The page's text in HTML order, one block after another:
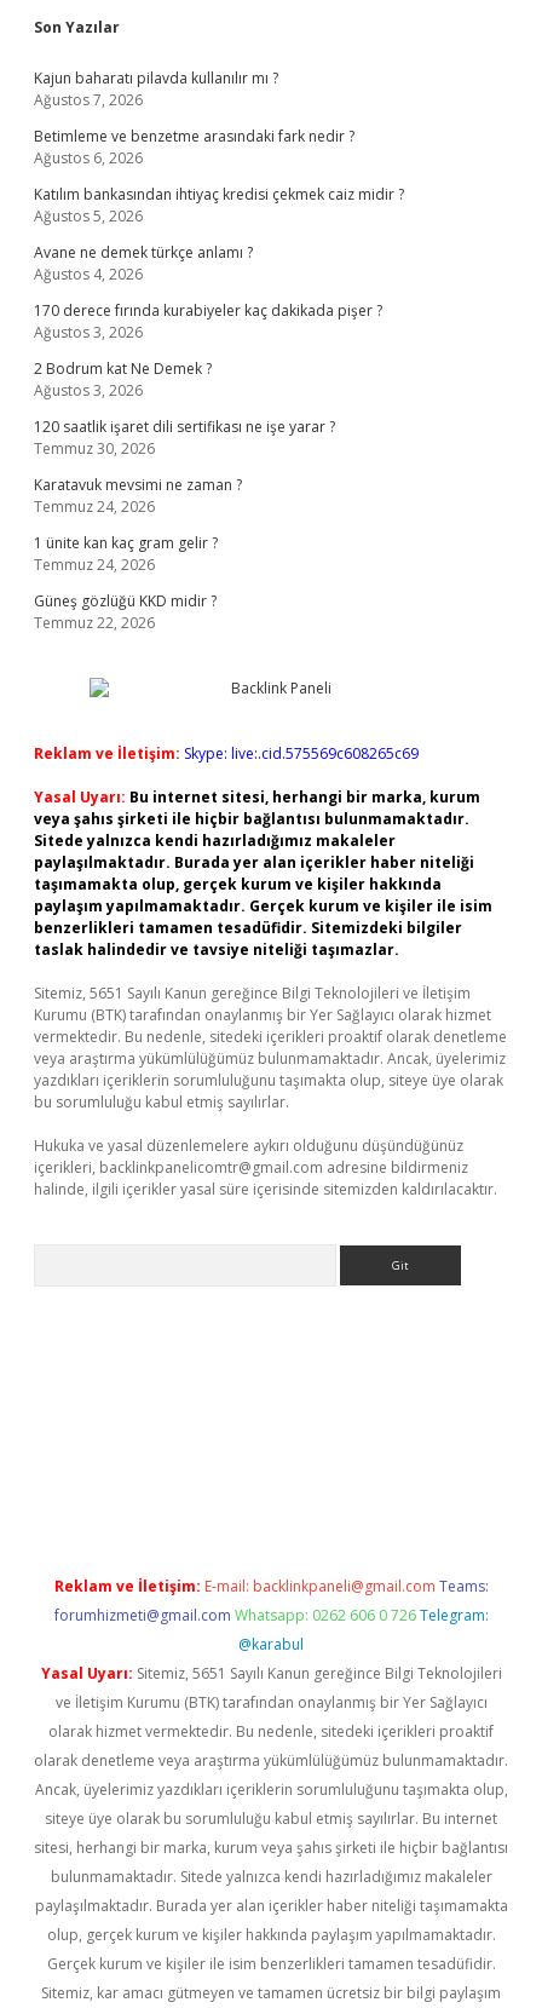
Sidebar
Son Yazılar
Kajun baharatı pilavda kullanılır mı ?
Ağustos 7, 2026
Betimleme ve benzetme arasındaki fark nedir ?
Ağustos 6, 2026
Katılım bankasından ihtiyaç kredisi çekmek caiz midir ?
Ağustos 5, 2026
Avane ne demek türkçe anlamı ?
Ağustos 4, 2026
170 derece fırında kurabiyeler kaç dakikada pişer ?
Ağustos 3, 2026
2 Bodrum kat Ne Demek ?
Ağustos 3, 2026
120 saatlik işaret dili sertifikası ne işe yarar ?
Temmuz 30, 2026
Karatavuk mevsimi ne zaman ?
Temmuz 24, 2026
1 ünite kan kaç gram gelir ?
Temmuz 24, 2026
Güneş gözlüğü KKD midir ?
Temmuz 22, 2026
Reklam ve İletişim: Skype: live:.cid.575569c608265c69
Yasal Uyarı: Bu internet sitesi, herhangi bir marka, kurum
veya şahıs şirketi ile hiçbir bağlantısı bulunmamaktadır.
Sitede yalnızca kendi hazırladığımız makaleler
paylaşılmaktadır. Burada yer alan içerikler haber niteliği
taşımamakta olup, gerçek kurum ve kişiler hakkında
paylaşım yapılmamaktadır. Gerçek kurum ve kişiler ile isim
benzerlikleri tamamen tesadüfidir. Sitemizdeki bilgiler
taslak halindedir ve tavsiye niteliği taşımazlar.
Sitemiz, 5651 Sayılı Kanun gereğince Bilgi Teknolojileri ve İletişim
Kurumu (BTK) tarafından onaylanmış bir Yer Sağlayıcı olarak hizmet
vermektedir. Bu nedenle, sitedeki içerikleri proaktif olarak denetleme
veya araştırma yükümlülüğümüz bulunmamaktadır. Ancak, üyelerimiz
yazdıkları içeriklerin sorumluluğunu taşımakta olup, siteye üye olarak
bu sorumluluğu kabul etmiş sayılırlar.
Hukuka ve yasal düzenlemelere aykırı olduğunu düşündüğünüz
içerikleri, backlinkpanelicomtr@gmail.com adresine bildirmeniz
halinde, ilgili içerikler yasal süre içerisinde sitemizden kaldırılacaktır.
Reklam ve İletişim: E-mail: backlinkpaneli@gmail.com Teams:
forumhizmeti@gmail.com Whatsapp: 0262 606 0 726 Telegram:
@karabul
Yasal Uyarı: Sitemiz, 5651 Sayılı Kanun gereğince Bilgi Teknolojileri
ve İletişim Kurumu (BTK) tarafından onaylanmış bir Yer Sağlayıcı
olarak hizmet vermektedir. Bu nedenle, sitedeki içerikleri proaktif
olarak denetleme veya araştırma yükümlülüğümüz bulunmamaktadır.
Ancak, üyelerimiz yazdıkları içeriklerin sorumluluğunu taşımakta olup,
siteye üye olarak bu sorumluluğu kabul etmiş sayılırlar. Bu internet
sitesi, herhangi bir marka, kurum veya şahıs şirketi ile hiçbir bağlantısı
bulunmamaktadır. Sitede yalnızca kendi hazırladığımız makaleler
paylaşılmaktadır. Burada yer alan içerikler haber niteliği taşımamakta
olup, gerçek kurum ve kişiler hakkında paylaşım yapılmamaktadır.
Gerçek kurum ve kişiler ile isim benzerlikleri tamamen tesadüfidir.
Sitemiz, kar amacı gütmeyen ve tamamen ücretsiz bir bilgi paylaşım